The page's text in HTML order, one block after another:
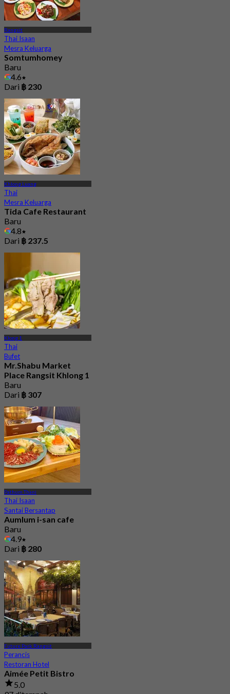
Rangsit
Thai Isaan
Mesra Keluarga
Somtumhomey
Baru
4.6
Dari ฿ 230
Khlong Luang
Thai
Mesra Keluarga
Tida Cafe Restaurant
Baru
4.8
Dari ฿ 237.5
Klong 1
Thai
Bufet
Mr.Shabu Market
Place Rangsit Khlong 1
Baru
Dari ฿ 307
Pathum Thani
Thai Isaan
Santai Bersantap
Aumlum i-san cafe
Baru
4.9
Dari ฿ 280
Future Park Rangsit
Perancis
Restoran Hotel
Aimée Petit Bistro
5.0